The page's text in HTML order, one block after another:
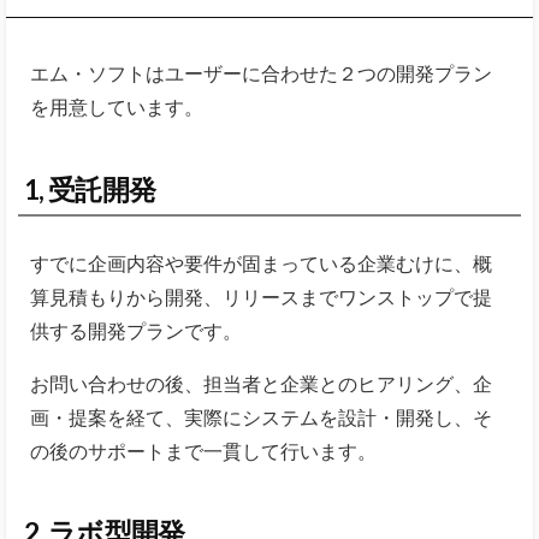
エム・ソフトはユーザーに合わせた２つの開発プラン
を用意しています。
1, 受託開発
すでに企画内容や要件が固まっている企業むけに、概
算見積もりから開発、リリースまでワンストップで提
供する開発プランです。
お問い合わせの後、担当者と企業とのヒアリング、企
画・提案を経て、実際にシステムを設計・開発し、そ
の後のサポートまで一貫して行います。
2, ラボ型開発